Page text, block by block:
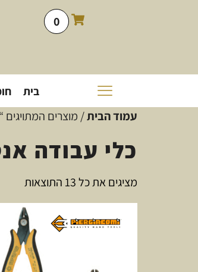
0
בית
עמוד הבית/ מוצרים המתויגים
כלי עבודה
מציגים את כל ⁦13⁩ התוצאות